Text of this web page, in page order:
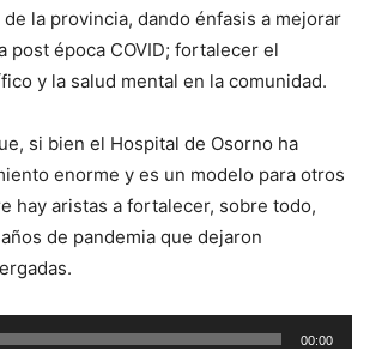
la provincia, dando énfasis a mejorar
post época COVID; fortalecer el
y la salud mental en la comunidad.
si bien el Hospital de Osorno ha
enorme y es un modelo para otros
hay aristas a fortalecer, sobre todo,
de pandemia que dejaron
00:00